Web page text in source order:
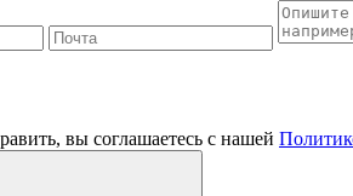
вы соглашаетесь с нашей